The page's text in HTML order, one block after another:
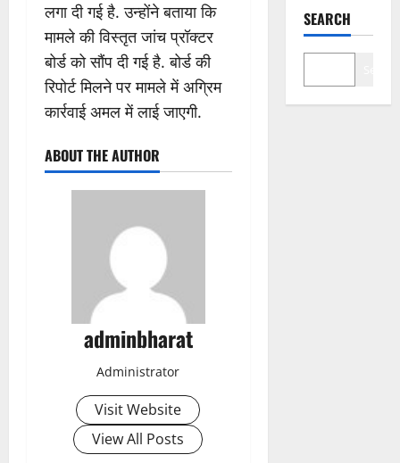
लगा दी गई है. उन्होंने बताया कि
मामले की विस्तृत जांच प्रॉक्टर
बोर्ड को सौंप दी गई है. बोर्ड की
रिपोर्ट मिलने पर मामले में अग्रिम
कार्रवाई अमल में लाई जाएगी.
ABOUT THE AUTHOR
adminbharat
Administrator
Visit Website
View All Posts
SEARCH